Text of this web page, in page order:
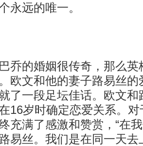
永远的唯一。
的婚姻很传奇，那么英
欧文和他的妻子路易丝的
了一段足坛佳话。欧文和
16岁时确定恋爱关系。
充满了感激和赞赏，“在
易丝。我们是在同一天去